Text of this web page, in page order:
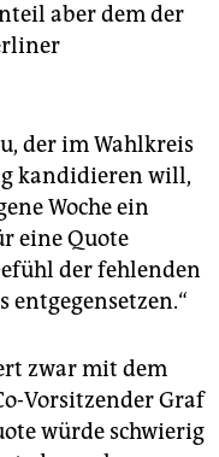
aber dem der
der im Wahlkreis
kandidieren will,
Woche ein
eine Quote
der fehlenden
zwar mit dem
Vorsitzender Graf
würde schwierig